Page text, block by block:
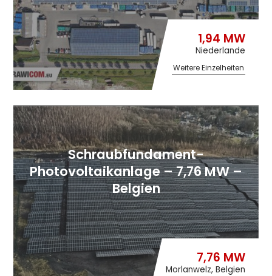
1,94 MW
Niederlande
Weitere Einzelheiten
Schraubfundament-
Photovoltaikanlage – 7,76 MW –
Belgien
7,76 MW
Morlanwelz, Belgien